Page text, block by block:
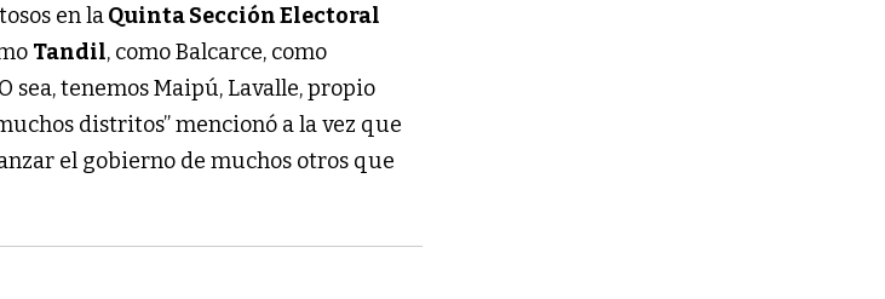
en laQuinta Sección Electoral
Tandil, como Balcarce, como
sea, tenemos Maipú, Lavalle, propio
distritos” mencionó a la vez que
el gobierno de muchos otros que